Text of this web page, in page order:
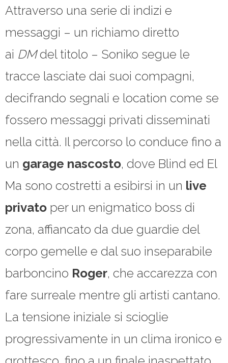
Attraverso una serie di indizi e
messaggi – un richiamo diretto
ai DMdel titolo – Soniko segue le
tracce lasciate dai suoi compagni,
decifrando segnali e location come se
fossero messaggi privati disseminati
nella città. Il percorso lo conduce fino a
un garage nascosto, dove Blind ed El
Ma sono costretti a esibirsi in un live
privato per un enigmatico boss di
zona, affiancato da due guardie del
corpo gemelle e dal suo inseparabile
barboncino Roger, che accarezza con
fare surreale mentre gli artisti cantano.
La tensione iniziale si scioglie
progressivamente in un clima ironico e